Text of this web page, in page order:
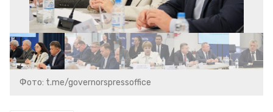
Фото: t.me/governorspressoffice